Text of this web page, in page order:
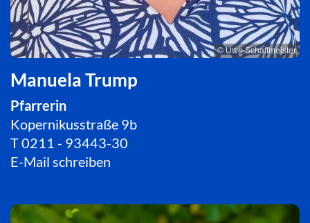
© Uwe Schaffmeister
Manuela Trump
Pfarrerin
Kopernikusstraße 9b
T0211 - 93443-30
E-Mail schreiben